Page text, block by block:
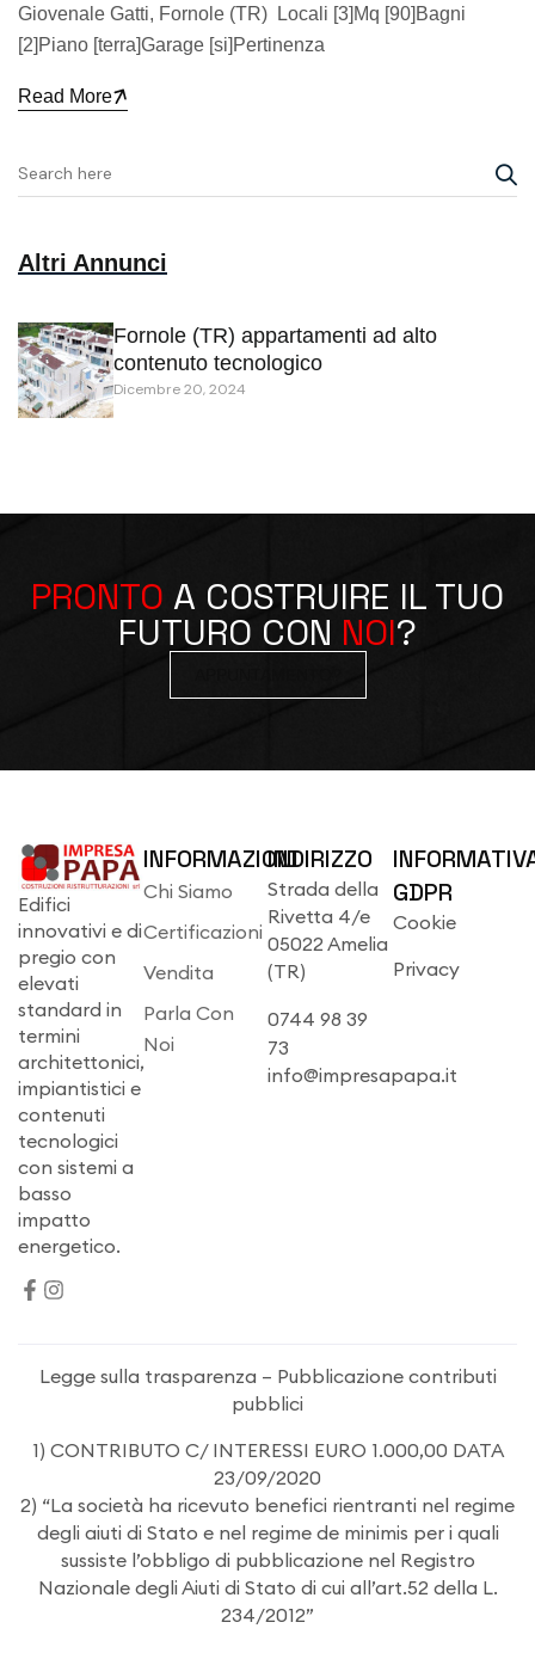
Giovenale Gatti, Fornole (TR) Locali [3]Mq [90]Bagni
[2]Piano [terra]Garage [si]Pertinenza
Read More
Altri Annunci
Fornole (TR) appartamenti ad alto
contenuto tecnologico
Dicembre 20, 2024
PRONTO A COSTRUIRE IL TUO
FUTURO CON NOI?
Edifici
innovativi e di
pregio con
elevati
standard in
termini
architettonici,
impiantistici e
contenuti
tecnologici
con sistemi a
basso
impatto
energetico.
INFORMAZIONI
Chi Siamo
Certificazioni
Vendita
Parla Con
Noi
INDIRIZZO
Strada della
Rivetta 4/e
05022 Amelia
(TR)
0744 98 39
73
info@impresapapa.it
GDPR
Cookie
Privacy
Legge sulla trasparenza – Pubblicazione contributi
pubblici
1) CONTRIBUTO C/ INTERESSI EURO 1.000,00 DATA
23/09/2020
2) “La società ha ricevuto benefici rientranti nel regime
degli aiuti di Stato e nel regime de minimis per i quali
sussiste l’obbligo di pubblicazione nel Registro
Nazionale degli Aiuti di Stato di cui all’art.52 della L.
234/2012”